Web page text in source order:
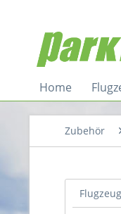
Home
Zubehör